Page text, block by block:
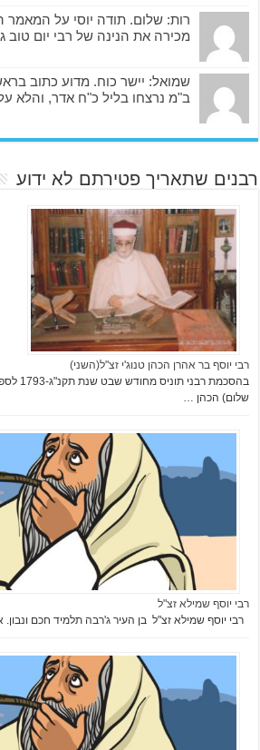
רות: שלום. תודה יוסי על המאמר
מכירה את הנינה של רבי יום טוב
שמואל: יישר כוח. מדוע כתוב
ב"מ נרצחו בליל כ"ח אדר, והלא
רבנים שתאריך פטירתם לא ידוע
רבי יוסף בר אהרן הכהן טנוג'י זצ"ל(השני)
בהסכמת
שלום) הכהן …
רבי יוסף שמילא זצ"ל
רבי יוסף שמילא זצ"ל בן העיר ג'רבה תלמיד חכם ונבון.